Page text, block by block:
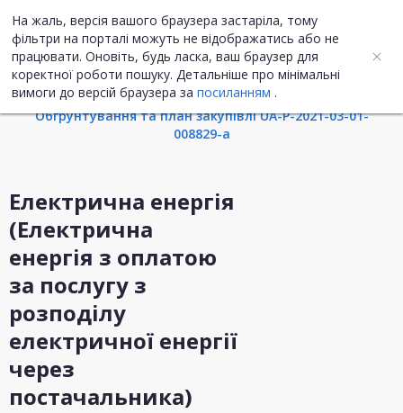
На жаль, версія вашого браузера застаріла, тому
фільтри на порталі можуть не відображатись або не
працювати. Оновіть, будь ласка, ваш браузер для
коректної роботи пошуку. Детальніше про мінімальні
вимоги до версій браузера за посиланням .
UA ENG
Інформація про закупівлю
Обгрунтування та план закупівлі UA-P-2021-03-01-
008829-a
Електрична енергія
(Електрична
енергія з оплатою
за послугу з
розподілу
електричної енергії
через
постачальника)